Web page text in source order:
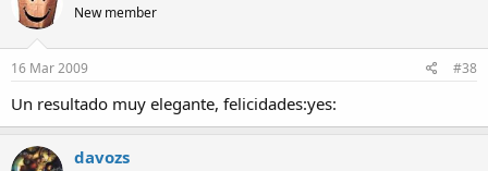
New member
16 Mar 2009 #38
Un resultado muy elegante, felicidades:yes:
davozs